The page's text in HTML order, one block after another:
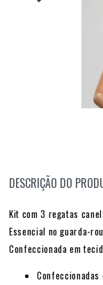
DESCRIÇÃO DO
Kit com 3 regatas
Essencial no guarda-
Confeccionada em